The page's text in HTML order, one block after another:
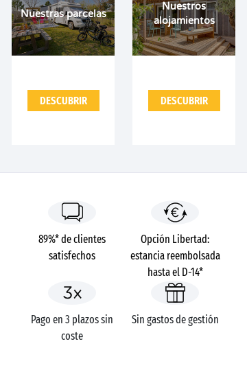
Nuestras parcelas
DESCUBRIR
Nuestros
alojamientos
DESCUBRIR
89%* de clientes
satisfechos
Opción Libertad:
estancia reembolsada
hasta el D-14*
Pago en 3 plazos sin
coste
Sin gastos de gestión